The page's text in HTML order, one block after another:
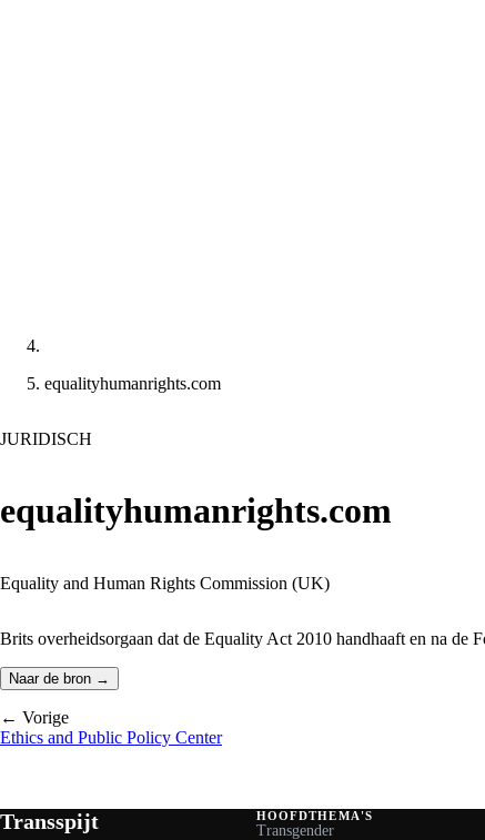
equalityhumanrights.com
JURIDISCH
equalityhumanrights.com
Equality and Human Rights Commission (UK)
Brits overheidsorgaan dat de Equality Act 2010 handhaaft en na de
Naar de bron →
← Vorige
Ethics and Public Policy Center
Transspijt HOOFDTHEMA'S
Transgender